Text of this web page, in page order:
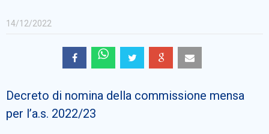
BACHECA SINDACALE
14/12/2022
Decreto di nomina della commissione mensa
per l’a.s. 2022/23